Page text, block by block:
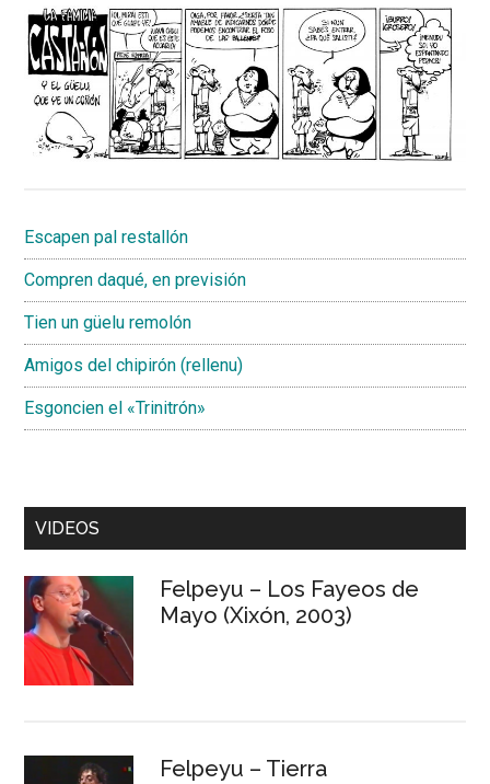
Escapen pal restallón
Compren daqué, en previsión
Tien un güelu remolón
Amigos del chipirón (rellenu)
Esgoncien el «Trinitrón»
VIDEOS
Felpeyu – Los Fayeos de
Mayo (Xixón, 2003)
Felpeyu – Tierra